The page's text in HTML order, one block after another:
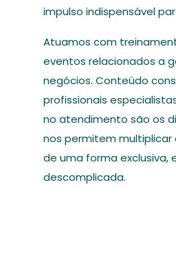
impulso indispensável
Atuamos com
eventos relacionados a
negócios. Conteúdo
profissionais
no atendimento são os
nos permitem
de uma forma exclusiva,
descomplicada.